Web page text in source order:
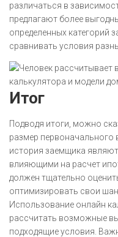
различаться в
предлагают более
определенных категорий
сравнивать условия
Итог
Подводя итоги, можно
размер первоначального
история заемщика
влияющими на расчет
должен тщательно
оптимизировать свои
Использование онлайн
рассчитать возможные
подходящие условия.